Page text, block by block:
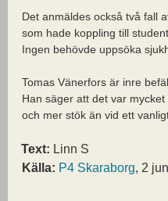
Det anmäldes också två fall
som hade koppling till
Ingen behövde uppsöka
Tomas Vänerfors är inre
Han säger att det var mycket
och mer stök än vid ett
Text: Linn S
Källa: P4 Skaraborg, 2